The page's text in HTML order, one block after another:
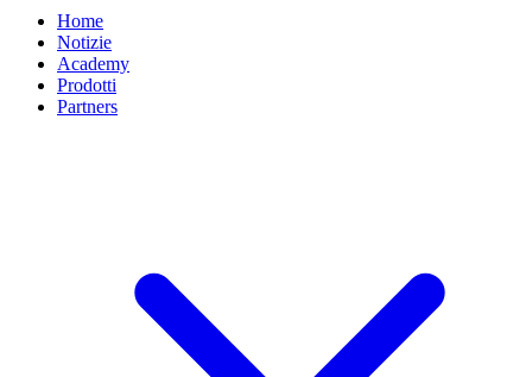
Home
Notizie
Academy
Prodotti
Partners